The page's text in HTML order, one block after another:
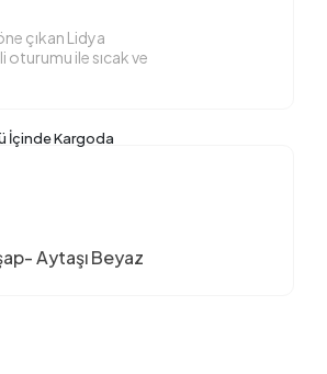
çıkan Lidya
oturumu ile sıcak ve
İçinde Kargoda
Aytaşı Beyaz